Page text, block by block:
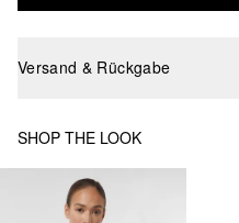
Versand & Rückgabe
SHOP THE LOOK